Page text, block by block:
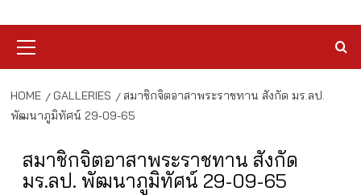
Menu
HOME GALLERIES
สมาชิกจิตอาสาพระราชทาน สังกัด มร.ลป.
พัฒนาภูมิทัศน์ 29-09-65
สมาชิกจิตอาสาพระราชทาน สังกัด
มร.ลป. พัฒนาภูมิทัศน์ 29-09-65